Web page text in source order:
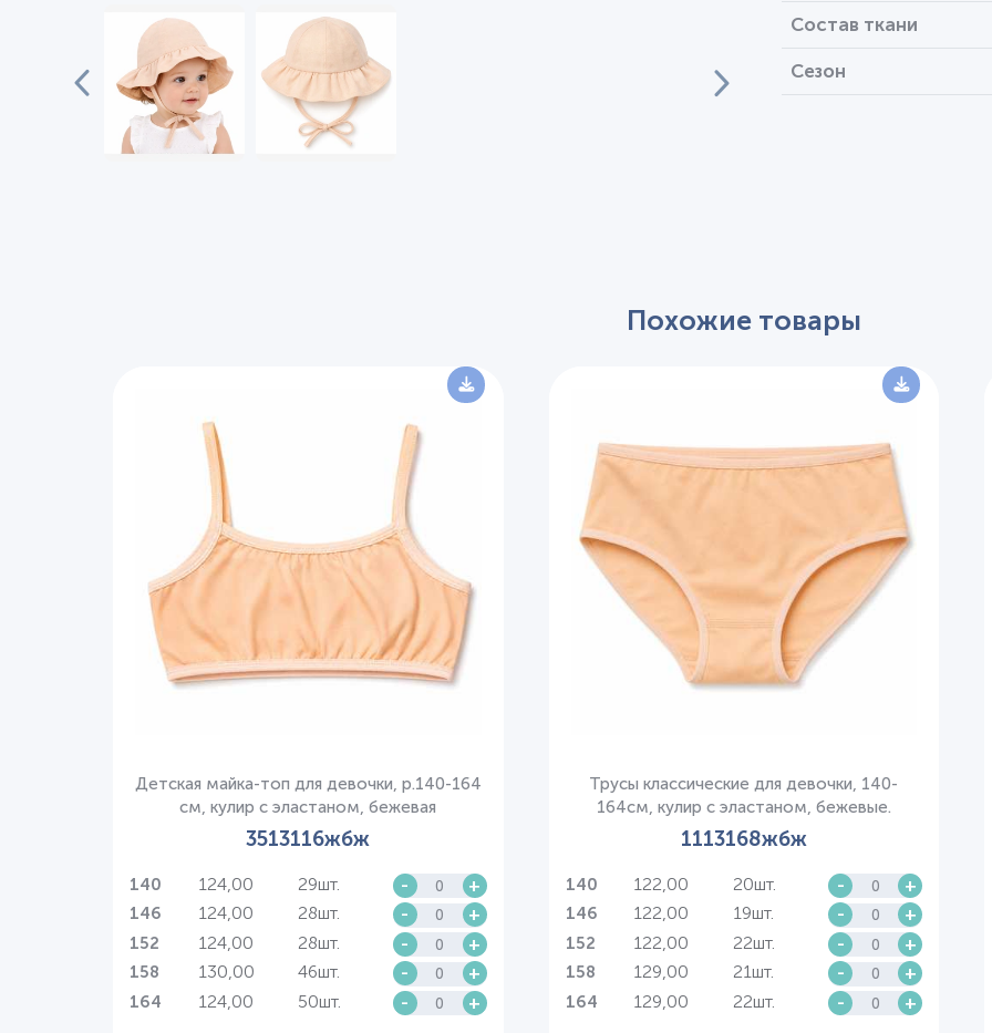
Состав ткани
Сезон
Похожие товары
Детская майка-топ для девочки, р.140-164
см, кулир с эластаном, бежевая
3513116жбж
140 124,00 29шт. - +
146 124,00 28шт. - +
152 124,00 28шт. - +
158 130,00 46шт. - +
164 124,00 50шт. - +
Трусы классические для девочки, 140-
164см, кулир с эластаном, бежевые.
1113168жбж
140 122,00 20шт. - +
146 122,00 19шт. - +
152 122,00 22шт. - +
158 129,00 21шт. - +
164 129,00 22шт. - +